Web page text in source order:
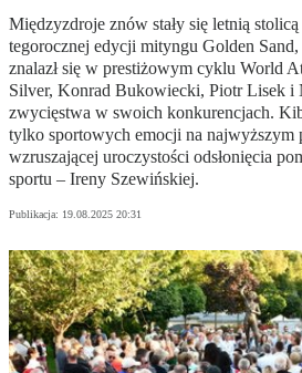
Międzyzdroje znów stały się letnią
tegorocznej edycji mityngu Golden
znalazł się w prestiżowym cyklu World
Silver, Konrad Bukowiecki, Piotr Lisek i
zwycięstwa w swoich konkurencjach.
tylko sportowych emocji na najwyższym
wzruszającej uroczystości odsłonięcia
sportu – Ireny Szewińskiej.
Publikacja: 19.08.2025 20:31